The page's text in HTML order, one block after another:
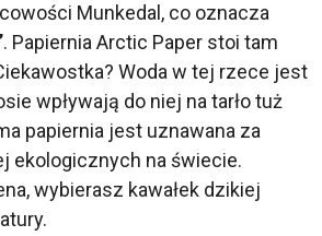
Munkedal, co oznacza
. Papiernia Arctic Paper stoi tam
Woda w tej rzece jest
wpływają do niej na tarło tuż
papiernia jest uznawana za
ekologicznych na świecie.
wybierasz kawałek dzikiej